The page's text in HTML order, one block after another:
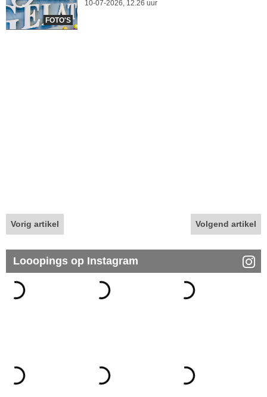
FOTO'S
10-07-2026, 12.26 uur
Vorig artikel Volgend artikel
Looopings op Instagram